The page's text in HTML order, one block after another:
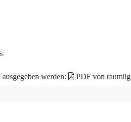
werden: PDF von raumlig